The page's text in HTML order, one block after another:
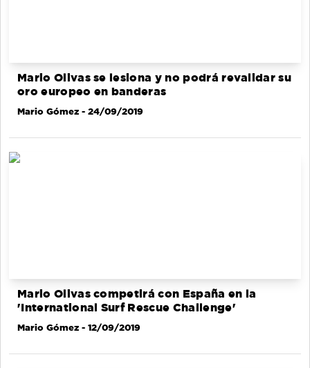
Mario Olivas se lesiona y no podrá revalidar su
oro europeo en banderas
Mario Gómez - 24/09/2019
Mario Olivas competirá con España en la
'International Surf Rescue Challenge'
Mario Gómez - 12/09/2019